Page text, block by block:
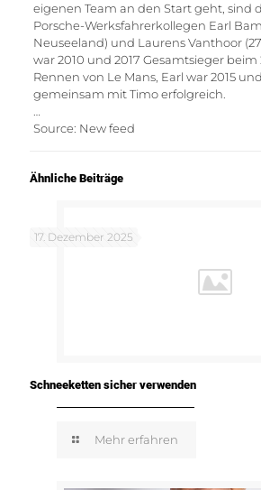
eigenen Team an den Start geht, sind
Porsche-Werksfahrerkollegen Earl
Neuseeland) und Laurens Vanthoor
war 2010 und 2017 Gesamtsieger
Rennen von Le Mans, Earl war 2015
gemeinsam mit Timo erfolgreich.
Source: New feed
Ähnliche Beiträge
17. Dezember 2025
Schneeketten sicher verwenden
Mehr erfahren